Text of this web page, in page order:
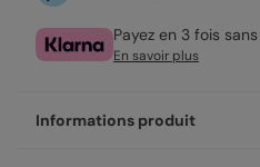
Payez en 3 fois
En savoir plus
Informations produit